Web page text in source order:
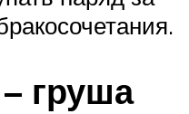
груша